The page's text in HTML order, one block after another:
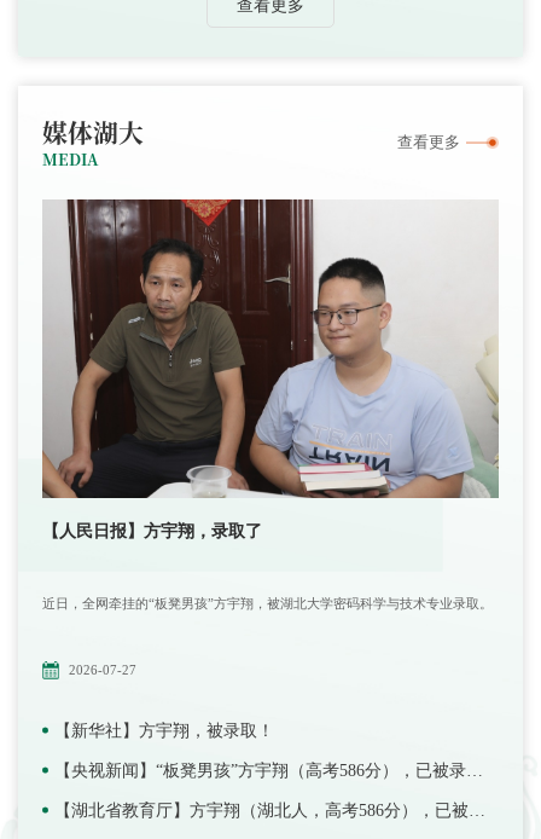
查看更多
媒体湖大
MEDIA
查看更多
【人民日报】方宇翔，录取了
近日，全网牵挂的“板凳男孩”方宇翔，被湖北大学密码科学与技术专业录取。
2026-07-27
【新华社】方宇翔，被录取！